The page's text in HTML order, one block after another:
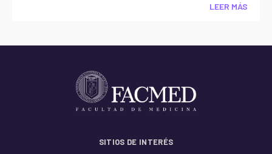
LEER MÁS
SITIOS DE INTERÉS